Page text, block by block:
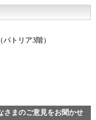
トリア3階）
さまのご意見をお聞かせ